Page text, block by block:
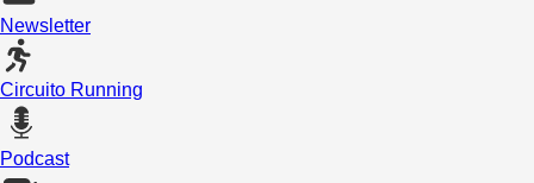
Newsletter
Circuito Running
Podcast